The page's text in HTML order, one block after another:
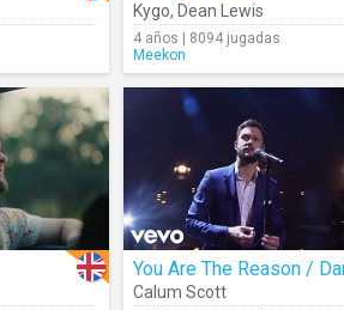
Kygo, Dean Lewis
4 años | 8094 jugadas
Meekon
Calum Scott